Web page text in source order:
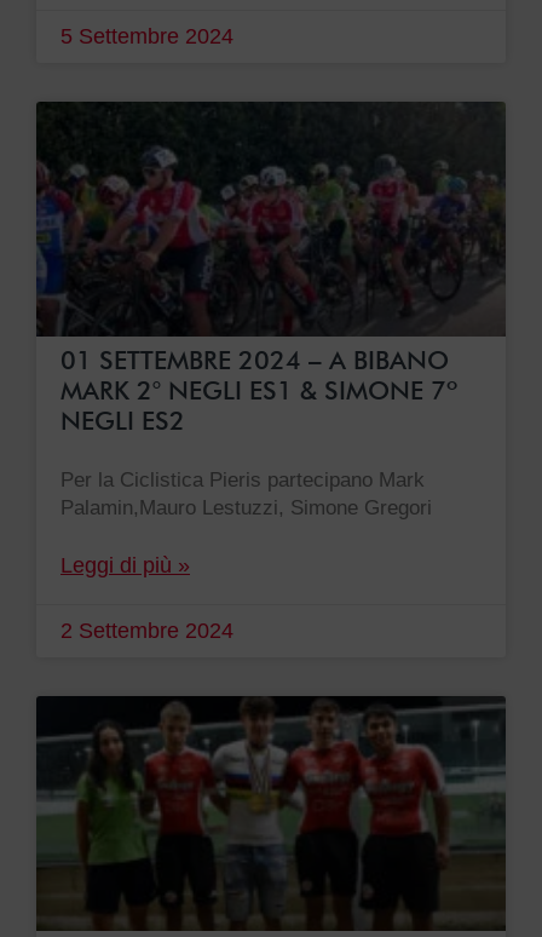
5 Settembre 2024
01 SETTEMBRE 2024 – A BIBANO
MARK 2° NEGLI ES1 & SIMONE 7º
NEGLI ES2
Per la Ciclistica Pieris partecipano Mark
Palamin,Mauro Lestuzzi, Simone Gregori
Leggi di più »
2 Settembre 2024